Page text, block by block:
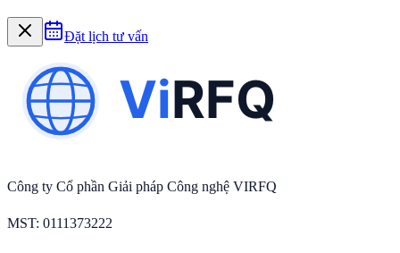
Đặt lịch tư vấn
Công ty Cổ phần Giải pháp Công nghệ VIRFQ
MST: 0111373222